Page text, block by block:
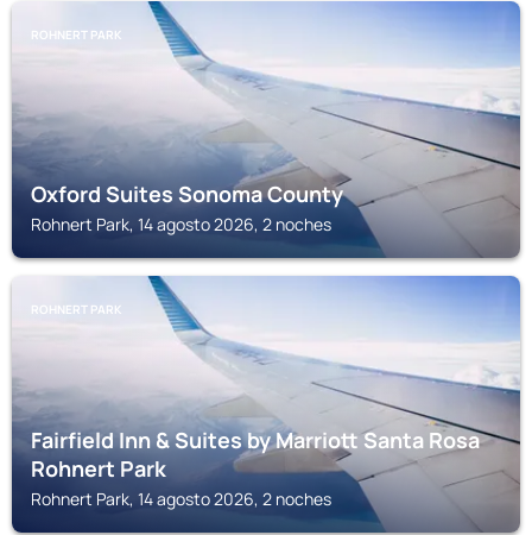
ROHNERT PARK
Oxford Suites Sonoma County
Rohnert Park, 14 agosto 2026, 2 noches
ROHNERT PARK
Fairfield Inn & Suites by Marriott Santa Rosa
Rohnert Park
Rohnert Park, 14 agosto 2026, 2 noches